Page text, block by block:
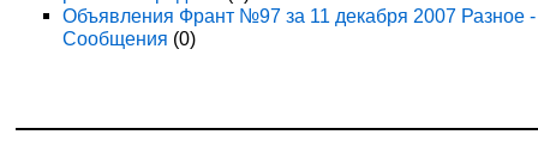
Объявления Франт №97 за 11 декабря 2007 Разное -
Сообщения (0)